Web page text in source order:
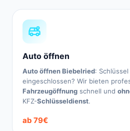
Auto öffnen
Auto öffnen Biebelried: Schlüssel
eingeschlossen? Wir bieten
Fahrzeugöffnung schnell und
KFZ-Schlüsseldienst.
ab 79€